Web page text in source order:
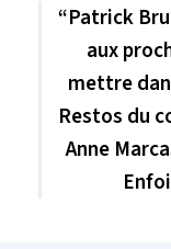
“Patrick
aux
mettre
Restos du
Anne